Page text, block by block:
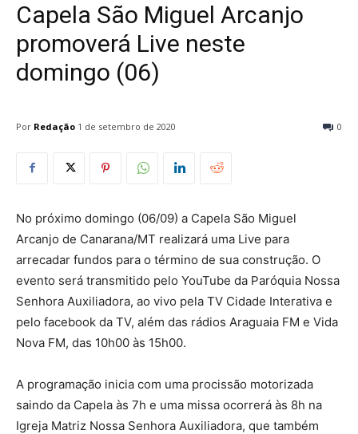
Capela São Miguel Arcanjo
promoverá Live neste
domingo (06)
Por Redação 0
1 de setembro de 2020
No próximo domingo (06/09) a Capela São Miguel
Arcanjo de Canarana/MT realizará uma Live para
arrecadar fundos para o término de sua construção. O
evento será transmitido pelo YouTube da Paróquia Nossa
Senhora Auxiliadora, ao vivo pela TV Cidade Interativa e
pelo facebook da TV, além das rádios Araguaia FM e Vida
Nova FM, das 10h00 às 15h00.
A programação inicia com uma procissão motorizada
saindo da Capela às 7h e uma missa ocorrerá às 8h na
Igreja Matriz Nossa Senhora Auxiliadora, que também